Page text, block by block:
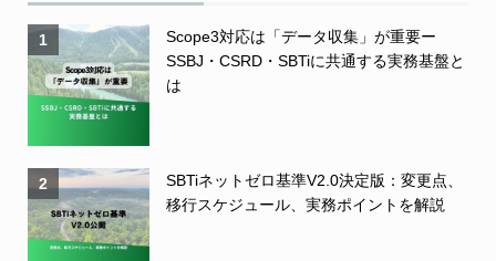
1
Scope3対応は「データ収集」が重要ー
SSBJ・CSRD・SBTiに共通する実務基盤と
は
2
SBTiネットゼロ基準V2.0決定版：変更点、
移行スケジュール、実務ポイントを解説